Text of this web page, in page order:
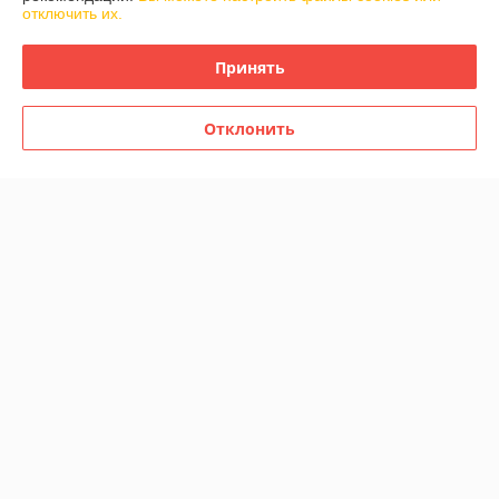
График работы
отключить их.
Принять
Отклонить